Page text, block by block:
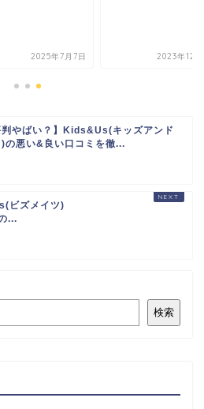
2025年7月7日 2023年12
判やばい？】Kids&Us(キッズアンド
)の悪い&良い口コミを徹...
ビズメイツ)
...
検索